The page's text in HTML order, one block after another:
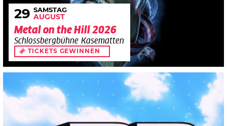
29 SAMSTAG
AUGUST
Metal on the Hill 2026
Schlossbergbühne Kasematten
TICKETS GEWINNEN